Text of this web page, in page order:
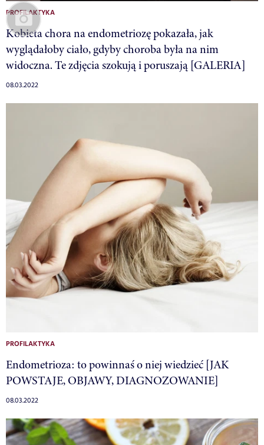
PROFILAKTYKA
Kobieta chora na endometriozę pokazała, jak
wyglądałoby ciało, gdyby choroba była na nim
widoczna. Te zdjęcia szokują i poruszają [GALERIA]
08.03.2022
PROFILAKTYKA
Endometrioza: to powinnaś o niej wiedzieć [JAK
POWSTAJE, OBJAWY, DIAGNOZOWANIE]
08.03.2022